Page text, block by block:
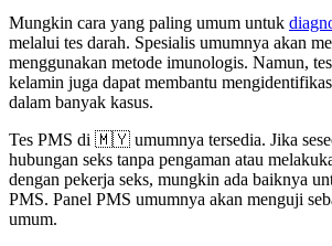
Mungkin cara yang paling umum untuk
melalui tes darah. Spesialis umumnya akan
menggunakan metode imunologis. Namun,
kelamin juga dapat membantu
dalam banyak kasus.
Tes PMS di 🇲🇾 umumnya tersedia. Jika
hubungan seks tanpa pengaman atau
dengan pekerja seks, mungkin ada baiknya
PMS. Panel PMS umumnya akan menguji
umum.